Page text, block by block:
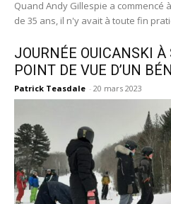
Quand Andy Gillespie a commencé
de 35 ans, il n'y avait à toute fin
JOURNÉE OUICANSKI
POINT DE VUE D’UN
Patrick Teasdale - 20 mars 2023